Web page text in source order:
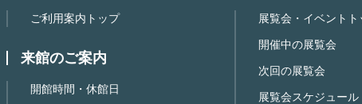
ご利用案内トップ
来館のご案内
開館時間・休館日
展覧会・イベントト
開催中の展覧会
次回の展覧会
展覧会スケジュール